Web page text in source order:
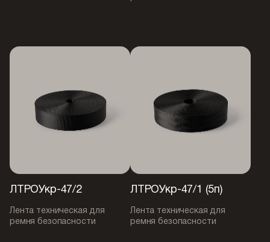
ЛТРОУкр-47/2
Лента техническая для
ремня безопасности
ЛТРОУкр-47/1 (5п)
Лента техническая для
ремня безопасности